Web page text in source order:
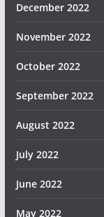
December 2022
November 2022
October 2022
September 2022
August 2022
July 2022
June 2022
May 2022